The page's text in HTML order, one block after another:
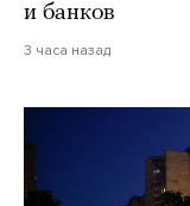
и банков
3 часа назад